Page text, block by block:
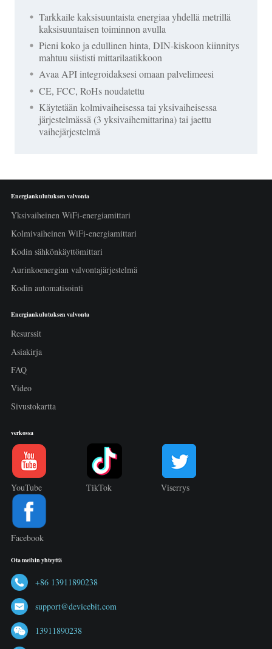
Tarkkaile kaksisuuntaista energiaa yhdellä metrillä
kaksisuuntaisen toiminnon avulla
Pieni koko ja edullinen hinta, DIN-kiskoon kiinnitys
mahtuu siististi mittarilaatikkoon
Avaa API integroidaksesi omaan palvelimeesi
CE, FCC, RoHs noudatettu
Käytetään kolmivaiheisessa tai yksivaiheisessa
järjestelmässä (3 yksivaihemittarina) tai jaettu
vaihejärjestelmä
Energiankulutuksen valvonta
Yksivaiheinen WiFi-energiamittari
Kolmivaiheinen WiFi-energiamittari
Kodin sähkönkäyttömittari
Aurinkoenergian valvontajärjestelmä
Kodin automatisointi
Energiankulutuksen valvonta
Resurssit
Asiakirja
FAQ
Video
Sivustokartta
verkossa
YouTube TikTok Viserrys
Facebook
Ota meihin yhteyttä
+86 13911890238
support@devicebit.com
13911890238